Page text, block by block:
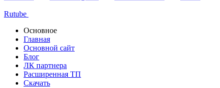
Rutube
Основное
Главная
Основной сайт
Блог
ЛК партнера
Расширенная ТП
Скачать